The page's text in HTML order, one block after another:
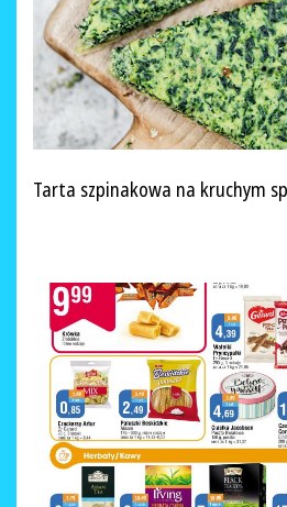
Tarta szpinakowa na kruchym